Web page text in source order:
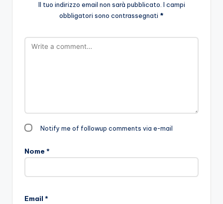
Il tuo indirizzo email non sarà pubblicato. I campi
obbligatori sono contrassegnati *
Notify me of followup comments via e-mail
Nome *
Email *